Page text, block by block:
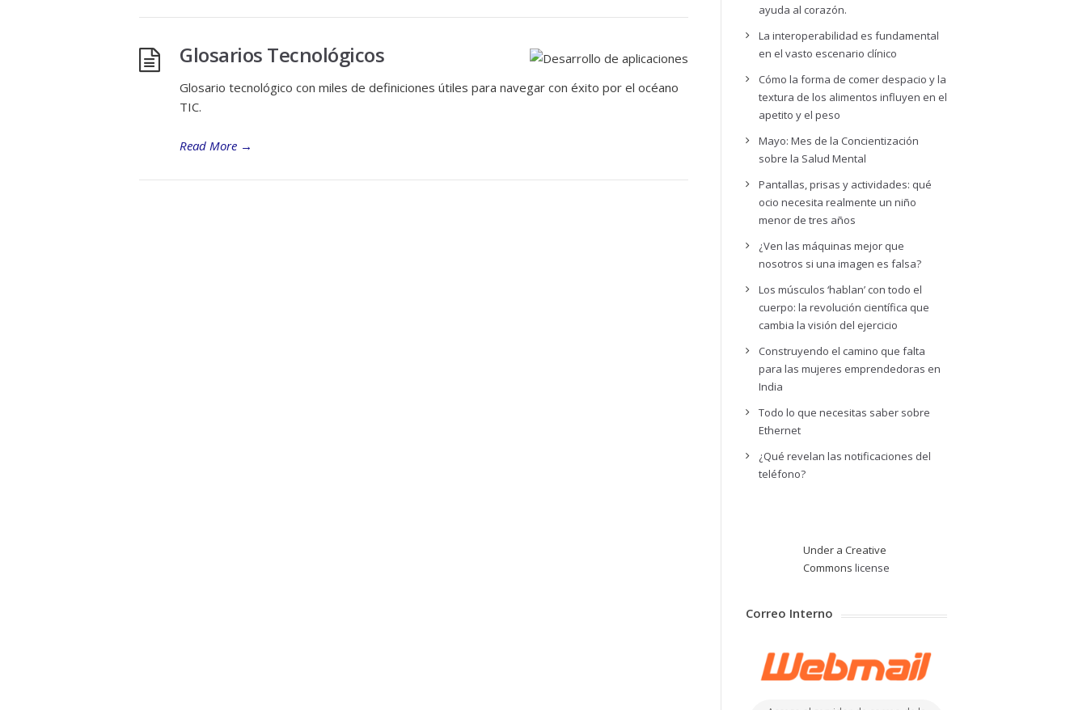
Glosarios Tecnológicos
Glosario tecnológico con miles de definiciones útiles para navegar con éxito por el océano
TIC.
Read More →
ayuda al corazón.
La interoperabilidad es fundamental
en el vasto escenario clínico
Cómo la forma de comer despacio y la
textura de los alimentos influyen en el
apetito y el peso
Mayo: Mes de la Concientización
sobre la Salud Mental
Pantallas, prisas y actividades: qué
ocio necesita realmente un niño
menor de tres años
¿Ven las máquinas mejor que
nosotros si una imagen es falsa?
Los músculos ‘hablan’ con todo el
cuerpo: la revolución científica que
cambia la visión del ejercicio
Construyendo el camino que falta
para las mujeres emprendedoras en
India
Todo lo que necesitas saber sobre
Ethernet
¿Qué revelan las notificaciones del
teléfono?
Under a Creative
Commons license
Correo Interno